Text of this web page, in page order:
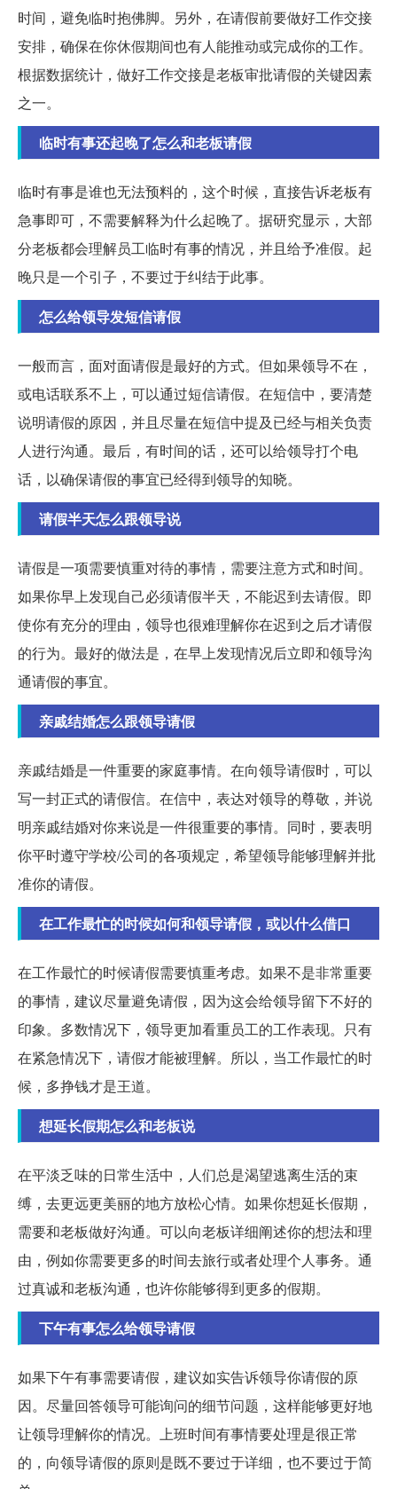
时间，避免临时抱佛脚。另外，在请假前要做好工作交接
安排，确保在你休假期间也有人能推动或完成你的工作。
根据数据统计，做好工作交接是老板审批请假的关键因素
之一。
临时有事还起晚了怎么和老板请假
临时有事是谁也无法预料的，这个时候，直接告诉老板有
急事即可，不需要解释为什么起晚了。据研究显示，大部
分老板都会理解员工临时有事的情况，并且给予准假。起
晚只是一个引子，不要过于纠结于此事。
怎么给领导发短信请假
一般而言，面对面请假是最好的方式。但如果领导不在，
或电话联系不上，可以通过短信请假。在短信中，要清楚
说明请假的原因，并且尽量在短信中提及已经与相关负责
人进行沟通。最后，有时间的话，还可以给领导打个电
话，以确保请假的事宜已经得到领导的知晓。
请假半天怎么跟领导说
请假是一项需要慎重对待的事情，需要注意方式和时间。
如果你早上发现自己必须请假半天，不能迟到去请假。即
使你有充分的理由，领导也很难理解你在迟到之后才请假
的行为。最好的做法是，在早上发现情况后立即和领导沟
通请假的事宜。
亲戚结婚怎么跟领导请假
亲戚结婚是一件重要的家庭事情。在向领导请假时，可以
写一封正式的请假信。在信中，表达对领导的尊敬，并说
明亲戚结婚对你来说是一件很重要的事情。同时，要表明
你平时遵守学校/公司的各项规定，希望领导能够理解并批
准你的请假。
在工作最忙的时候如何和领导请假，或以什么借口
在工作最忙的时候请假需要慎重考虑。如果不是非常重要
的事情，建议尽量避免请假，因为这会给领导留下不好的
印象。多数情况下，领导更加看重员工的工作表现。只有
在紧急情况下，请假才能被理解。所以，当工作最忙的时
候，多挣钱才是王道。
想延长假期怎么和老板说
在平淡乏味的日常生活中，人们总是渴望逃离生活的束
缚，去更远更美丽的地方放松心情。如果你想延长假期，
需要和老板做好沟通。可以向老板详细阐述你的想法和理
由，例如你需要更多的时间去旅行或者处理个人事务。通
过真诚和老板沟通，也许你能够得到更多的假期。
下午有事怎么给领导请假
如果下午有事需要请假，建议如实告诉领导你请假的原
因。尽量回答领导可能询问的细节问题，这样能够更好地
让领导理解你的情况。上班时间有事情要处理是很正常
的，向领导请假的原则是既不要过于详细，也不要过于简